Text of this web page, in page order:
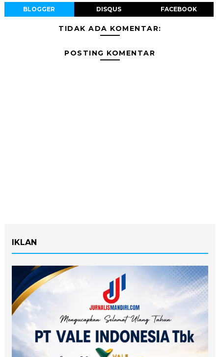
BLOGGER DISQUS FACEBOOK
TIDAK ADA KOMENTAR:
POSTING KOMENTAR
IKLAN